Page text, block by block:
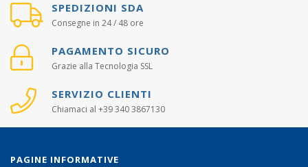
SPEDIZIONI SDA
Consegne in 24 / 48 ore
PAGAMENTO SICURO
Grazie alla Tecnologia SSL
SERVIZIO CLIENTI
Chiamaci al +39 340 3867130
PAGINE INFORMATIVE